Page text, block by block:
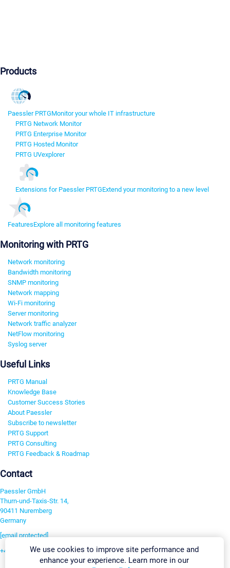
Products
Paessler PRTGMonitor your whole IT infrastructure
PRTG Network Monitor
PRTG Enterprise Monitor
PRTG Hosted Monitor
PRTG UVexplorer
Extensions for Paessler PRTGExtend your monitoring to a new level
FeaturesExplore all monitoring features
Monitoring with PRTG
Network monitoring
Bandwidth monitoring
SNMP monitoring
Network mapping
Wi-Fi monitoring
Server monitoring
Network traffic analyzer
NetFlow monitoring
Syslog server
Useful Links
PRTG Manual
Knowledge Base
Customer Success Stories
About Paessler
Subscribe to newsletter
PRTG Support
PRTG Consulting
PRTG Feedback & Roadmap
Contact
Paessler GmbH
Thurn-und-Taxis-Str. 14,
90411 Nuremberg
Germany
[email protected]
+49 911 93775-0We use cookies to improve site performance and
enhance your experience. Learn more in our